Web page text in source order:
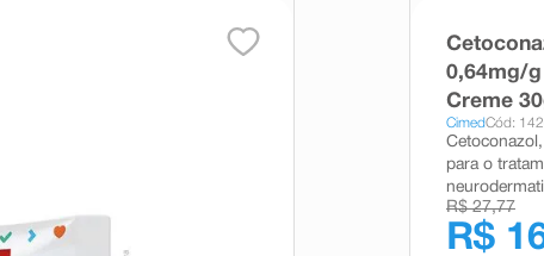
0,64mg/
Creme
CimedCód:
para o
R$ 27,77
R$